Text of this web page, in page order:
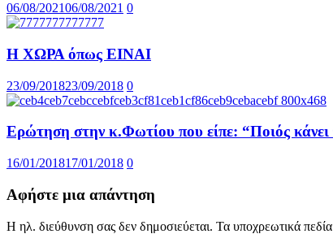
06/08/202106/08/2021 0
H XΩΡΑ όπως ΕΙΝΑΙ
23/09/201823/09/2018 0
Ερώτηση στην κ.Φωτίου που είπε: “Ποιός κάνει
16/01/201817/01/2018 0
Αφήστε μια απάντηση
Η ηλ. διεύθυνση σας δεν δημοσιεύεται. Τα υποχρεωτικά